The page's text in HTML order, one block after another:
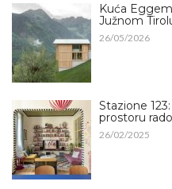
Kuća
Južnom
26/05/2026
Stazione
prostoru
26/02/2025